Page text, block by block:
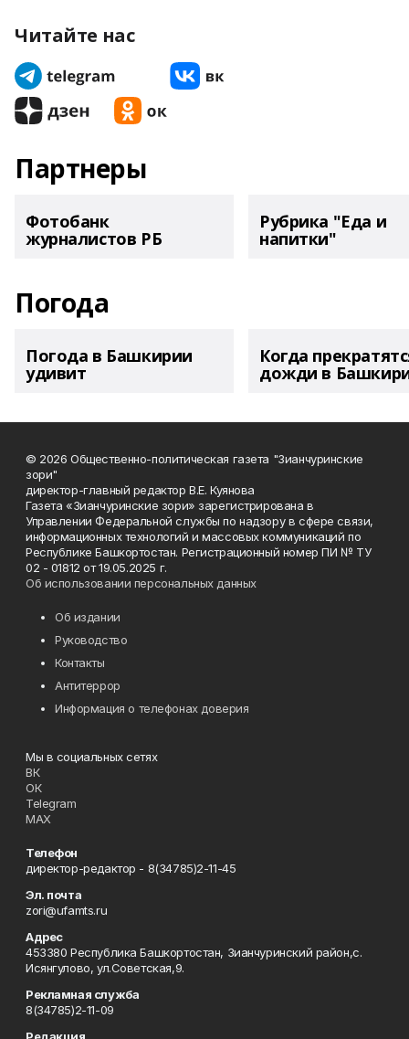
Читайте нас
Партнеры
Фотобанк
журналистов РБ
Рубрика "Еда и
напитки"
Погода
Погода в Башкирии
удивит
Когда
дожди в
© 2026 Общественно-политическая газета "Зианчуринские
зори"
директор-главный редактор В.Е. Куянова
Газета «Зианчуринские зори» зарегистрирована в
Управлении Федеральной службы по надзору в сфере связи,
информационных технологий и массовых коммуникаций по
Республике Башкортостан. Регистрационный номер ПИ № ТУ
02 - 01812 от 19.05.2025 г.
Об использовании персональных данных
Об издании
Руководство
Контакты
Антитеррор
Информация о телефонах доверия
Мы в социальных сетях
ВК
ОК
Telegram
MAX
Телефон
директор-редактор - 8(34785)2-11-45
Эл. почта
zori@ufamts.ru
Адрес
453380 Республика Башкортостан, Зианчуринский район,с.
Исянгулово, ул.Советская,9.
Рекламная служба
8(34785)2-11-09